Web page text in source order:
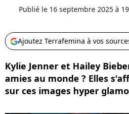
Publié le 16 septembre 2025 à
Ajoutez Terrafemina à vos
Kylie Jenner et Hailey
amies au monde ? Elles
sur ces images hyper